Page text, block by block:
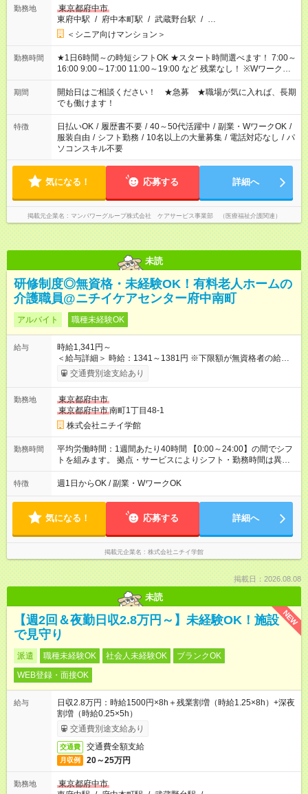
勤務地
東京都府中市
東府中駅 / 府中本町駅 / 武蔵野台駅 / …
＜シニア向けマンション＞
勤務時間
★1日6時間～の時短シフトOK ★スタート時間選べます！ 7:00～
16:00 9:00～17:00 11:00～19:00 など 残業なし！ ※Wワークの
場合、他のお仕事と合わせ週40時間超の就業はご案内できませ
ん ※法令に基づき、週20時間以上勤務は社会保険への加入対象
となります ※労働者派遣法（日雇い派遣の原則禁止）により、
短時間・短期間の就業はご案内が難しい場合があります
期間
開始日はご相談ください！ ★急募 ★職場が気に入れば、長期
でも働けます！
特徴 日払いOK / 履歴書不要 / 40～50代活躍中 / 副業・WワークOK /
服装自由 / シフト勤務 / 10名以上の大量募集 / 電話対応なし / パ
ソコンスキル不要
気になる！ 応募する 詳細へ
掲載元企業名 マンパワーグループ株式会社 ケアサービス事業部 （医療福祉介護関連）
未読
研修制度◎無資格・未経験OK！有料老人ホームの
介護職員@ニチイケアセンター府中南町
アルバイト 職種未経験OK
給与
時給1,341円～
＜給与詳細＞ 時給：1341～1381円 ※下限額が無資格者の給与
です。 【試用期間】試用期間あり 試用期間の長さ：3ヶ月 雇用
形態、給与は本採用時と同じです。
交通費別途支給あり
勤務地
東京都府中市
東京都府中市南町1丁目48-1
株式会社ニチイ学館
勤務時間
平均労働時間：1週間あたり40時間 【0:00～24:00】の間でシフ
トを組みます。 拠点・サービスによりシフト・勤務時間は異な
ります。 ＜シフト例＞ 早番：7:30～16:30 日勤：9:00～18:00
遅番：11:00～20:00 夜勤：16:30～翌9:30 ※上記は一例です。
たり40時間 【0:00～24:00】の間でシフトを組みます。 拠点・
サービスによりシフト・勤務時間は異なります。 ＜シフト例＞
早番：7:30～16:30 日勤：9:00～18:00 遅番：11:00～20:00 夜
勤：16:30～翌9:30 ※上記は一例です。 ※働き方は柔軟にご相談
いただけます。
特徴 週1日からOK / 副業・WワークOK
気になる！ 応募する 詳細へ
掲載元企業名 株式会社ニチイ学館
掲載日：2026.08.08
未読
NEW
【週2回＆夜勤日収2.8万円～】未経験OK！施設
で見守り
派遣 職種未経験OK 社会人未経験OK
ブランクOK
WEB登録・面接OK
給与
日収2.8万円：時給1500円×8h＋残業割増（時給1.25×8h）+深夜
割増（時給0.25×5h）
交通費別途支給あり
交通費 交通費全額支給
月収例 20～25万円
勤務地
東京都府中市